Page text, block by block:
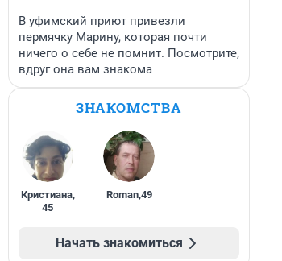
В уфимский приют привезли
пермячку Марину, которая почти
ничего о себе не помнит. Посмотрите,
вдруг она вам знакома
ЗНАКОМСТВА
Кристиана,
45
Roman,49
Начать знакомиться